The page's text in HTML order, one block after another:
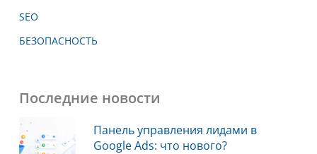
SEO
БЕЗОПАСНОСТЬ
Последние новости
Панель управления лидами в
Google Ads: что нового?